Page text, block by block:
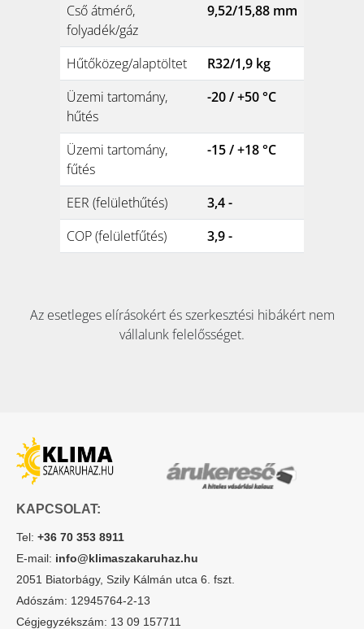
Cső átmérő,
folyadék/gáz
9,52/15,88 mm
Hűtőközeg/alaptöltet
R32/1,9 kg
Üzemi tartomány,
hűtés
-20 / +50 °C
Üzemi tartomány,
fűtés
-15 / +18 °C
EER (felülethűtés)
3,4 -
COP (felületfűtés)
3,9 -
Az esetleges elírásokért és szerkesztési hibákért nem
vállalunk felelősséget.
KAPCSOLAT:
Tel: +36 70 353 8911
E-mail: info@klimaszakaruhaz.hu
2051 Biatorbágy, Szily Kálmán utca 6. fszt.
Adószám: 12945764-2-13
Cégjegyzékszám: 13 09 157711